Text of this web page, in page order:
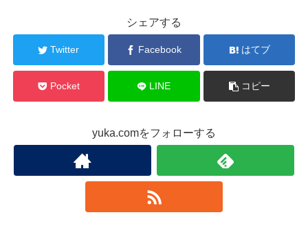
シェアする
Twitter Facebook はてブ
Pocket LINE コピー
yuka.comをフォローする